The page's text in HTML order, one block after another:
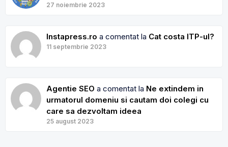
27 noiembrie 2023
Instapress.ro a comentat la Cat costa ITP-ul?
11 septembrie 2023
Agentie SEO a comentat la Ne extindem in
urmatorul domeniu si cautam doi colegi cu
care sa dezvoltam ideea
25 august 2023